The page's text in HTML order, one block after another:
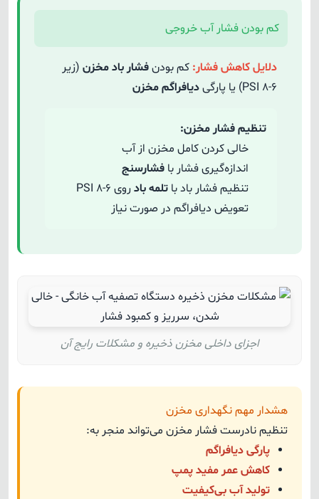
کم بودن فشار آب خروجی
دلایل کاهش فشار: کم بودنفشار باد مخزن (زیر
۶-۸ PSI) یا پارگی
دیافراگم مخزن
تنظیم فشار مخزن:
خالی کردن کامل مخزن از آب
اندازه‌گیری فشار با فشارسنج
تنظیم فشار باد با تلمه بادروی ۶-۸ PSI
تعویض دیافراگم در صورت نیاز
اجزای داخلی مخزن ذخیره و مشکلات رایج آن
هشدار مهم نگهداری مخزن
تنظیم نادرست فشار مخزن می‌تواند منجر به:
پارگی دیافراگم
کاهش عمر مفید پمپ
تولید آب بی‌کیفیت